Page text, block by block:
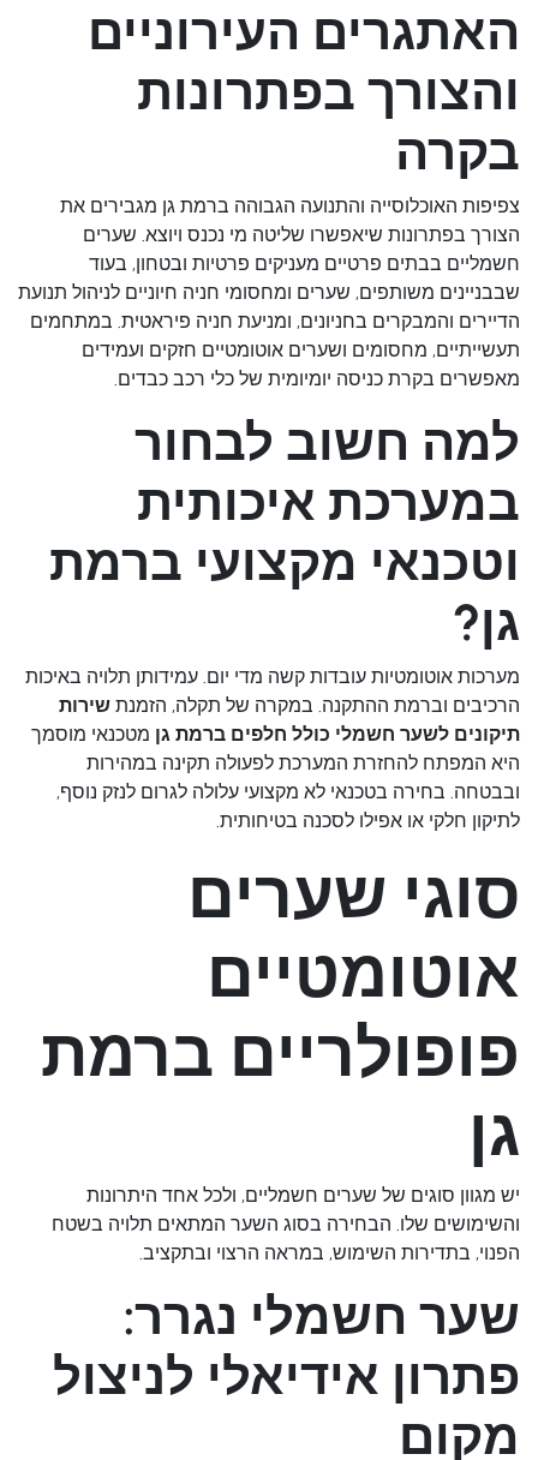
האתגרים העירוניים
והצורך בפתרונות
בקרה
צפיפות האוכלוסייה והתנועה הגבוהה ברמת גן מגבירים את
הצורך בפתרונות שיאפשרו שליטה מי נכנס ויוצא. שערים
חשמליים בבתים פרטיים מעניקים פרטיות ובטחון, בעוד
שבבניינים משותפים, שערים ומחסומי חניה חיוניים לניהול תנועת
הדיירים והמבקרים בחניונים, ומניעת חניה פיראטית. במתחמים
תעשייתיים, מחסומים ושערים אוטומטיים חזקים ועמידים
מאפשרים בקרת כניסה יומיומית של כלי רכב כבדים.
למה חשוב לבחור
במערכת איכותית
וטכנאי מקצועי ברמת
גן?
מערכות אוטומטיות עובדות קשה מדי יום. עמידותן תלויה באיכות
הרכיבים וברמת ההתקנה. במקרה של תקלה, הזמנת שירות
תיקונים לשער חשמלי כולל חלפים ברמת גן מטכנאי מוסמך
היא המפתח להחזרת המערכת לפעולה תקינה במהירות
ובבטחה. בחירה בטכנאי לא מקצועי עלולה לגרום לנזק נוסף,
לתיקון חלקי או אפילו לסכנה בטיחותית.
סוגי שערים
אוטומטיים
פופולריים ברמת
גן
יש מגוון סוגים של שערים חשמליים, ולכל אחד היתרונות
והשימושים שלו. הבחירה בסוג השער המתאים תלויה בשטח
הפנוי, בתדירות השימוש, במראה הרצוי ובתקציב.
שער חשמלי נגרר:
פתרון אידיאלי לניצול
מקום